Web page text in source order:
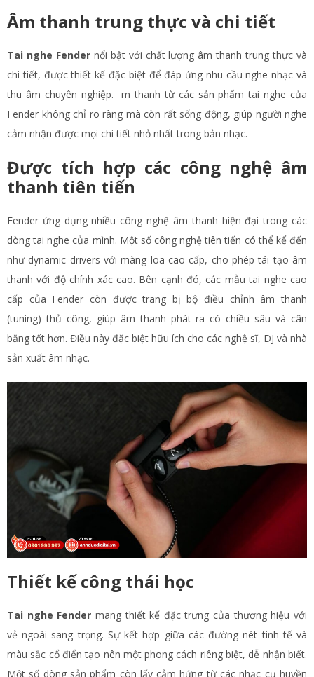
Âm thanh trung thực và chi tiết
Tai nghe Fender nổi bật với chất lượng âm thanh trung thực và
chi tiết, được thiết kế đặc biệt để đáp ứng nhu cầu nghe nhạc và
thu âm chuyên nghiệp. m thanh từ các sản phẩm tai nghe của
Fender không chỉ rõ ràng mà còn rất sống động, giúp người nghe
cảm nhận được mọi chi tiết nhỏ nhất trong bản nhạc.
Được tích hợp các công nghệ âm
thanh tiên tiến
Fender ứng dụng nhiều công nghệ âm thanh hiện đại trong các
dòng tai nghe của mình. Một số công nghệ tiên tiến có thể kể đến
như dynamic drivers với màng loa cao cấp, cho phép tái tạo âm
thanh với độ chính xác cao. Bên cạnh đó, các mẫu tai nghe cao
cấp của Fender còn được trang bị bộ điều chỉnh âm thanh
(tuning) thủ công, giúp âm thanh phát ra có chiều sâu và cân
bằng tốt hơn. Điều này đặc biệt hữu ích cho các nghệ sĩ, DJ và nhà
sản xuất âm nhạc.
Thiết kế công thái học
Tai nghe Fender mang thiết kế đặc trưng của thương hiệu với
vẻ ngoài sang trọng. Sự kết hợp giữa các đường nét tinh tế và
màu sắc cổ điển tạo nên một phong cách riêng biệt, dễ nhận biết.
Một số dòng sản phẩm còn lấy cảm hứng từ các nhạc cụ huyền